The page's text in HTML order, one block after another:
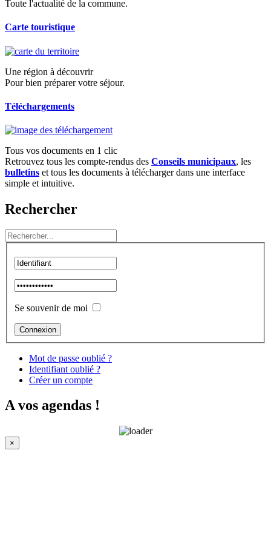
Toute l'actualité de la commune.
Carte touristique
Une région à découvrir
Pour bien préparer votre séjour.
Téléchargements
Tous vos documents en 1 clic
Retrouvez tous les compte-rendus des Conseils municipaux, les
bulletins et tous les documents à télécharger dans une interface
simple et intuitive.
Rechercher
Se souvenir de moi
Mot de passe oublié ?
Identifiant oublié ?
Créer un compte
A vos agendas !
×